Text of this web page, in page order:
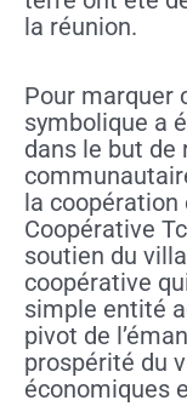
la réunion.
Pour marquer
symbolique a
dans le but de
la coopération
Coopérative
soutien du
coopérative
simple entité
pivot de
prospérité du
économiques